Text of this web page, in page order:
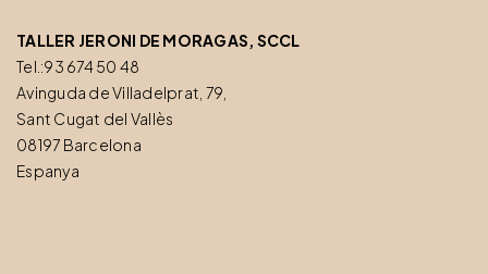
TALLER JERONI DE MORAGAS, SCCL
Tel.:93 674 50 48
Avinguda de Villadelprat, 79,
Sant Cugat del Vallès
08197 Barcelona
Espanya